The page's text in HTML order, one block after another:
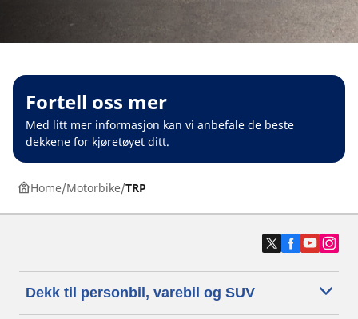
Fortell oss mer
Med litt mer informasjon kan vi anbefale de beste
dekkene for kjøretøyet ditt.
Home Motorbike TRP
Dekk til personbil, varebil og SUV